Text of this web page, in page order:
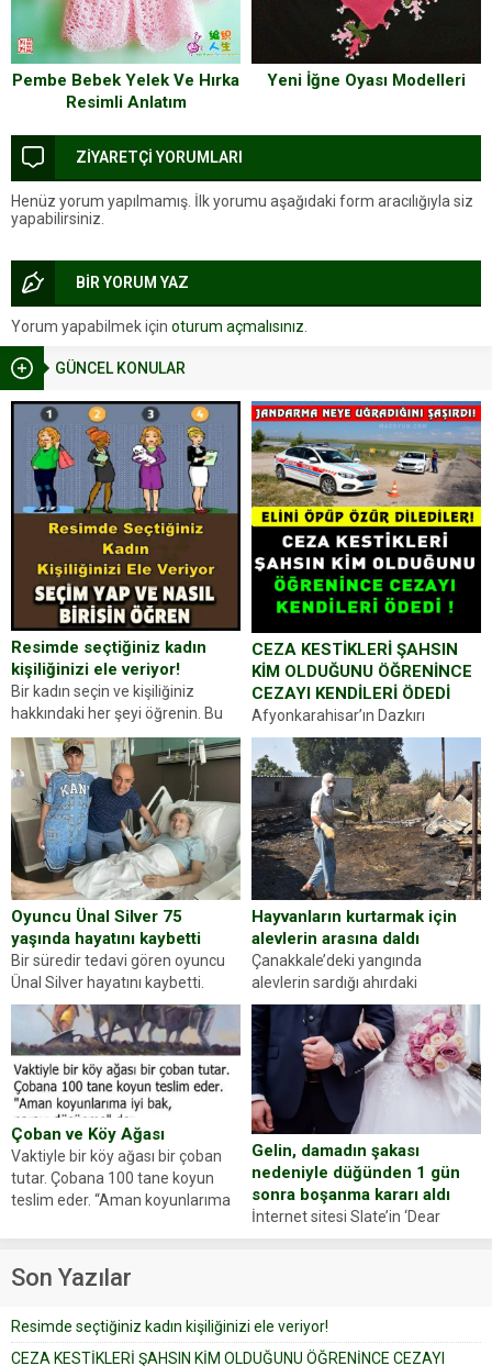
GÜNCEL KONULAR
Resimde seçtiğiniz kadın
kişiliğinizi ele veriyor!
Bir kadın seçin ve kişiliğiniz
hakkındaki her şeyi öğrenin. Bu
kez karşınıza oldukça farklı bir
kişilik testiyle çıkıyoruz. Resimde
gördüğünüz kadın figürlerinden
dikkatinizi en...
CEZA KESTİKLERİ ŞAHSIN
KİM OLDUĞUNU ÖĞRENİNCE
CEZAYI KENDİLERİ ÖDEDİ
Afyonkarahisar’ın Dazkırı
ilçesinde trafik uygulaması
yapan jandarma ekipleri
durdurdukları bir otomobilin
sürücüsünden ehliyet ve ruhsat
sorup belgelerini istedi. Sürücü
Abdurrahman Ö.nün verdiği
evraklarda eksik olduğunu...
Oyuncu Ünal Silver 75
yaşında hayatını kaybetti
Bir süredir tedavi gören oyuncu
Ünal Silver hayatını kaybetti.
Haberi, oyuncunun menajerlik
ajansı duyurdu. Renda Güner,
sosyal medya hesabında “Usta
Oyuncumuz ve çok değerli
dostumuz...
Hayvanların kurtarmak için
alevlerin arasına daldı
Çanakkale’deki yangında
alevlerin sardığı ahırdaki
hayvanlarını kurtarmak isteyen
Zeki Demir (66) ölümden döndü.
Yüzünde ve ellerinde yanıklar
oluşan Demir, kâbus dolu anları
anlattı… Merkeze bağlı...
Çoban ve Köy Ağası
Vaktiyle bir köy ağası bir çoban
tutar. Çobana 100 tane koyun
teslim eder. “Aman koyunlarıma
Çoban koyunları alır gider. Aylar...
Gelin, damadın şakası
nedeniyle düğünden 1 gün
sonra boşanma kararı aldı
İnternet sitesi Slate’in ‘Dear
Prudence’ isimli tavsiye köşesine
yapıştırdığı için düğünden...
Son Yazılar
Resimde seçtiğiniz kadın kişiliğinizi ele veriyor!
CEZA KESTİKLERİ ŞAHSIN KİM OLDUĞUNU ÖĞRENİNCE CEZAYI
Pembe Bebek Yelek Ve Hırka
Resimli Anlatım
Yeni İğne Oyası Modelleri
ZİYARETÇİ YORUMLARI
Henüz yorum yapılmamış. İlk yorumu aşağıdaki form aracılığıyla siz
yapabilirsiniz.
BİR YORUM YAZ
Yorum yapabilmek için oturum açmalısınız